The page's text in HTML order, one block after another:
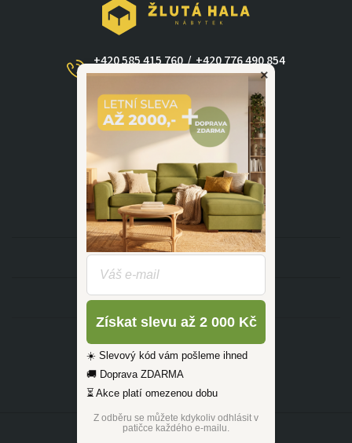
+420 585 415 760 / +420 776 490 854
dotazy@zlutahala.cz
KATEGORIE
INFORMACE
©2026 ŽLUTÁ HALA
×
Získat slevu až 2 000 Kč
☀️ Slevový kód vám pošleme ihned
🚚 Doprava ZDARMA
⏳ Akce platí omezenou dobu
Z odběru se můžete kdykoliv odhlásit v
patičce každého e-mailu.